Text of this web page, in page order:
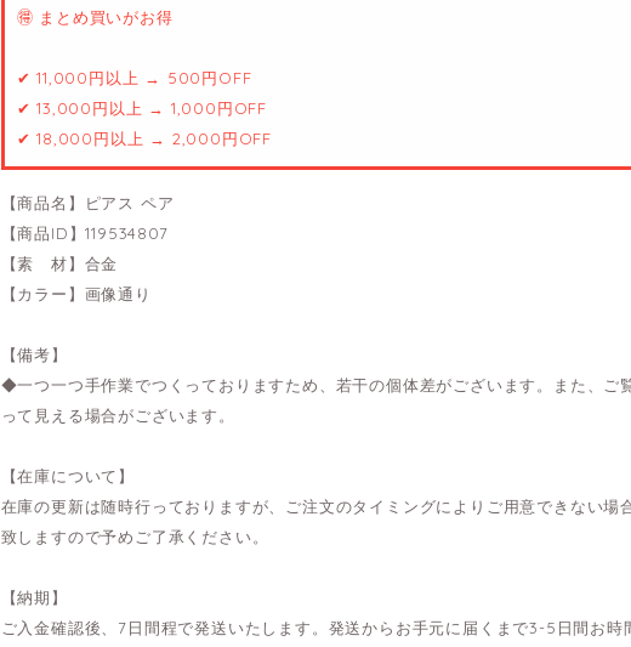
🉐 まとめ買いがお得
✔ 11,000円以上 → 500円OFF
✔ 13,000円以上 → 1,000円OFF
✔ 18,000円以上 → 2,000円OFF
【商品名】ピアス ペア
【商品ID】119534807
【素 材】合金
【カラー】画像通り
【備考】
◆一つ一つ手作業でつくっておりますため、若干の個体差がございます。また、ご
って見える場合がございます。
【在庫について】
在庫の更新は随時行っておりますが、ご注文のタイミングによりご用意できない
致しますので予めご了承ください。
【納期】
ご入金確認後、7日間程で発送いたします。発送からお手元に届くまで3-5日間お